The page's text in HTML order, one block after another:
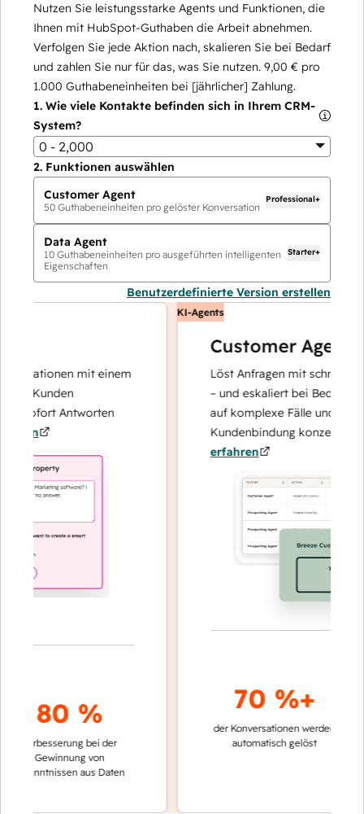
Nutzen Sie leistungsstarke Agents und Funktionen, die
Ihnen mit HubSpot-Guthaben die Arbeit abnehmen.
Verfolgen Sie jede Aktion nach, skalieren Sie bei Bedarf
und zahlen Sie nur für das, was Sie nutzen. 9,00 € pro
1.000 Guthabeneinheiten bei [jährlicher] Zahlung.
1. Wie viele Kontakte befinden sich in Ihrem CRM-
System?
0 - 2,000
2. Funktionen auswählen
Customer Agent
50 Guthabeneinheiten pro gelöster Konversation
Professional+
Data Agent
10 Guthabeneinheiten pro ausgeführten intelligenten
Eigenschaften
Starter+
Benutzerdefinierte Version erstellen
mit einem
Kunden
Antworten
80 %
bei der
Gewinnung von
aus Daten
KI-Agents
Customer Agent
Löst Anfragen mit schnellen,
– und eskaliert bei Bedarf, damit
auf komplexe Fälle und den
Kundenbindung konzentrieren
erfahren
70 %+
der Konversationen werden
automatisch gelöst